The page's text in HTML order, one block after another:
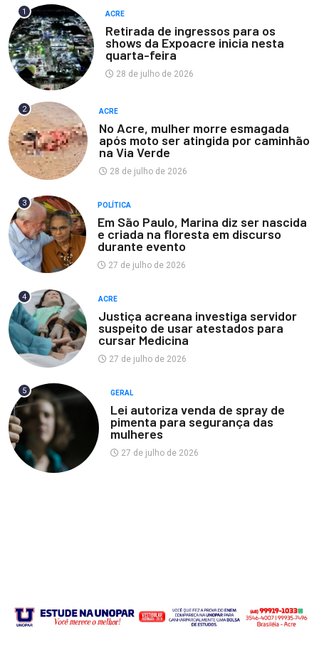
1 ACRE
Retirada de ingressos para os
shows da Expoacre inicia nesta
quarta-feira
28 de julho de 2026
2 ACRE
No Acre, mulher morre esmagada
após moto ser atingida por caminhão
na Via Verde
28 de julho de 2026
3 POLÍTICA
Em São Paulo, Marina diz ser nascida
e criada na floresta em discurso
durante evento
27 de julho de 2026
4 ACRE
Justiça acreana investiga servidor
suspeito de usar atestados para
cursar Medicina
27 de julho de 2026
5 GERAL
Lei autoriza venda de spray de
pimenta para segurança das
mulheres
27 de julho de 2026